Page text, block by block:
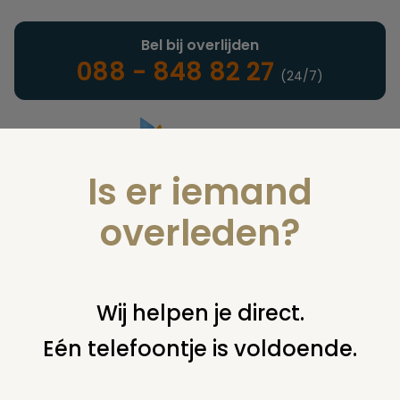
Landelijke uitvaartonderneming
Bel bij overlijden
088 - 848 82 27 (24/7)
U bent hier: home nieuws & agenda nieuws kerk in boekelo
getransformeerd tot uitvaartcentrum
Is er iemand
overleden?
Wij helpen je direct.
Eén telefoontje is voldoende.